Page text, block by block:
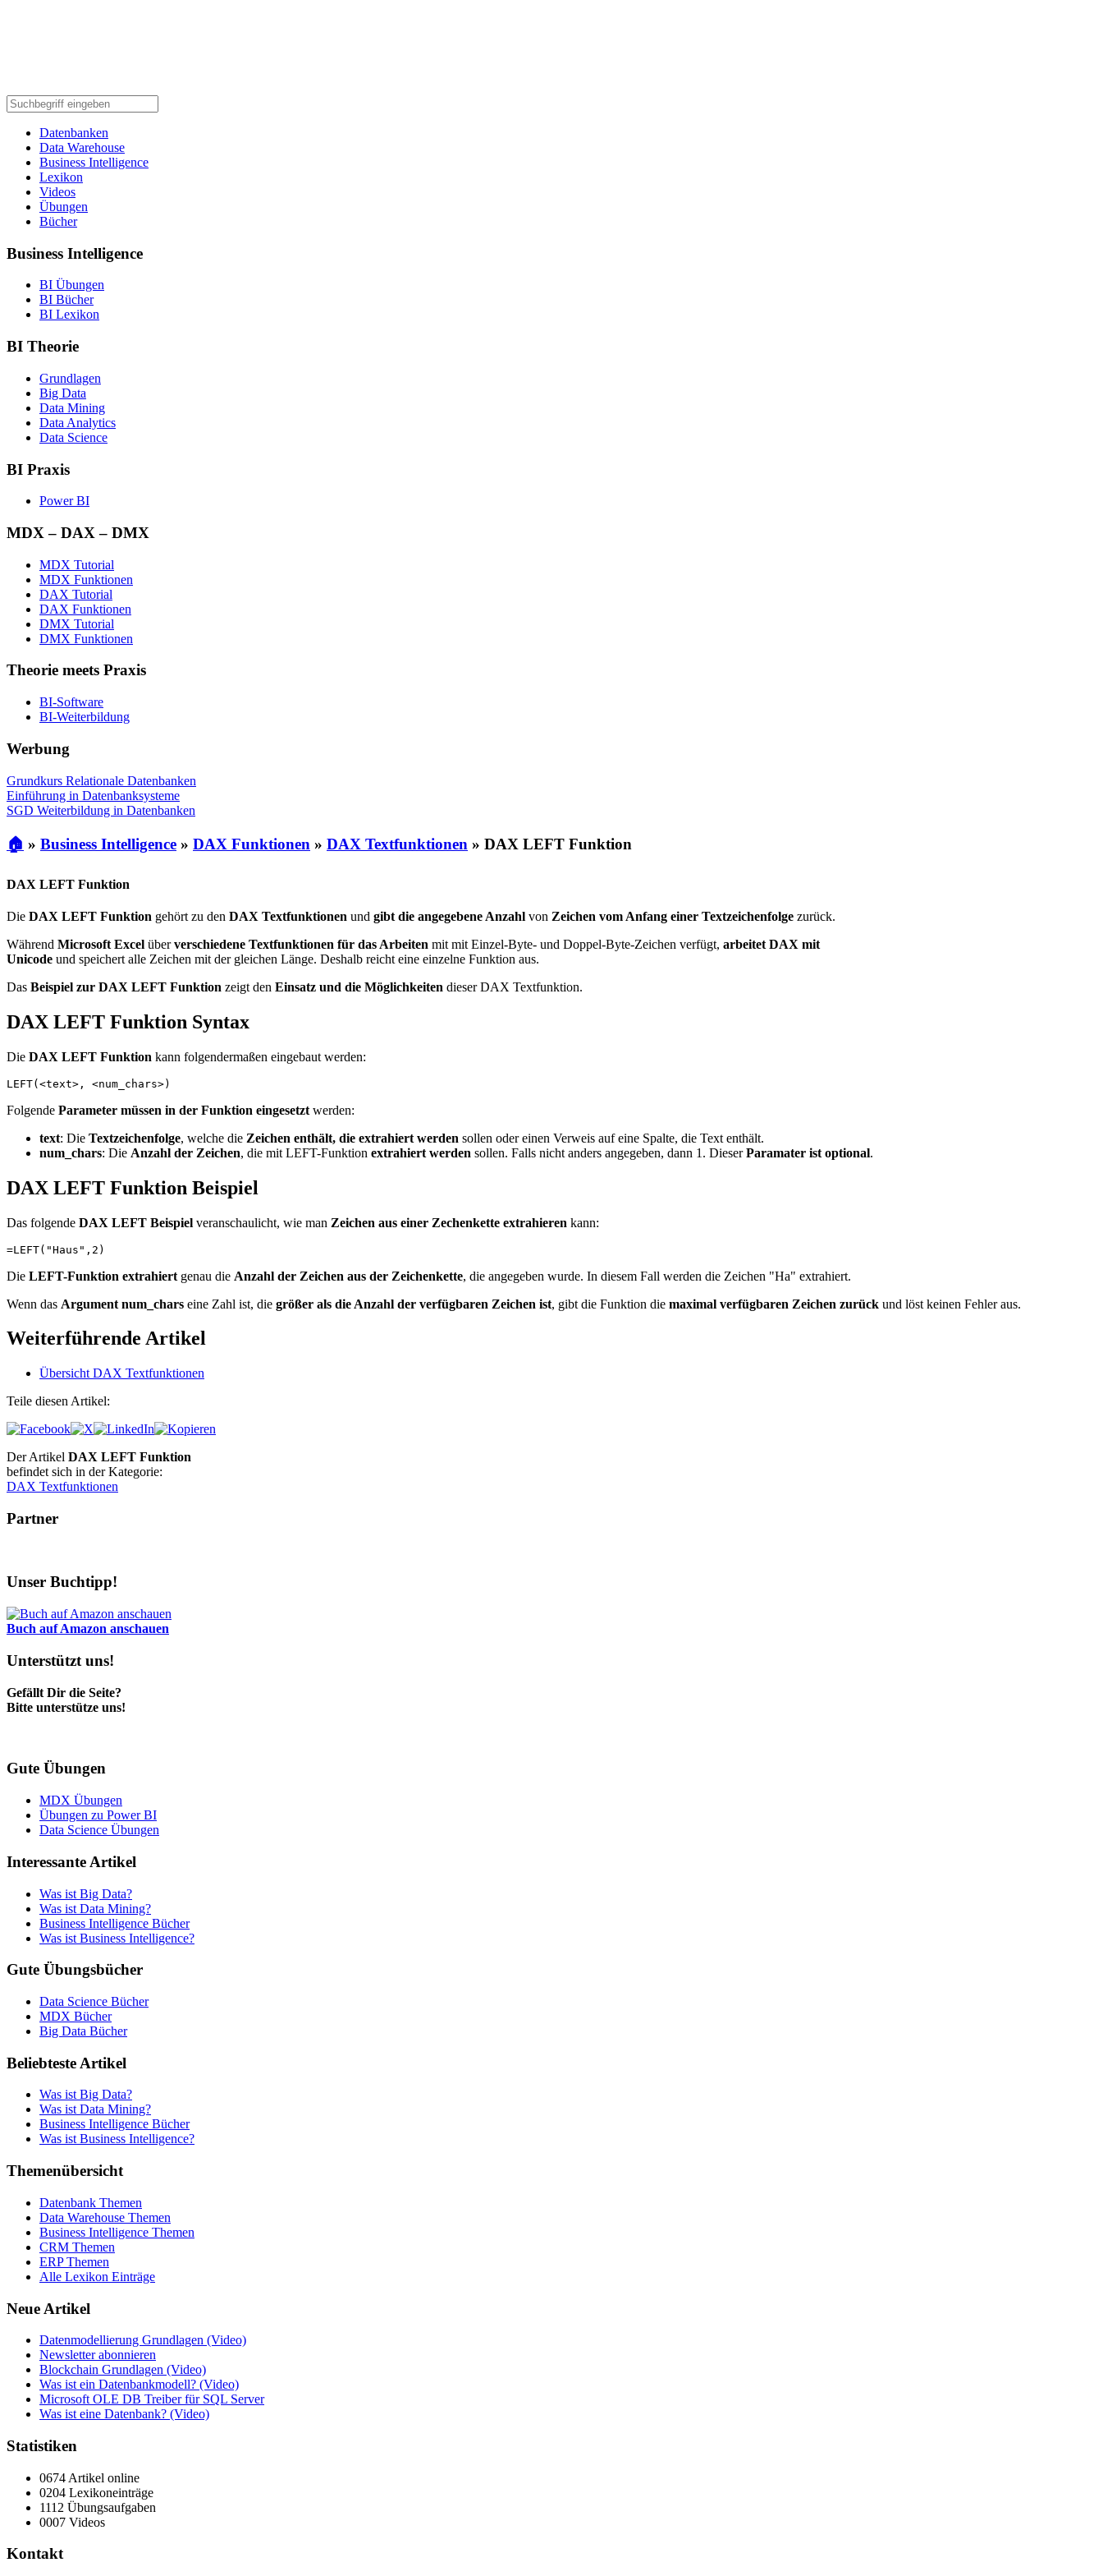
Datenbanken
Data Warehouse
Business Intelligence
Lexikon
Videos
Übungen
Bücher
Business Intelligence
BI Übungen
BI Bücher
BI Lexikon
BI Theorie
Grundlagen
Big Data
Data Mining
Data Analytics
Data Science
BI Praxis
Power BI
MDX – DAX – DMX
MDX Tutorial
MDX Funktionen
DAX Tutorial
DAX Funktionen
DMX Tutorial
DMX Funktionen
Theorie meets Praxis
BI-Software
BI-Weiterbildung
Werbung
Grundkurs Relationale Datenbanken
Einführung in Datenbanksysteme
SGD Weiterbildung in Datenbanken
🏠 » Business Intelligence » DAX Funktionen » DAX Textfunktionen » DAX LEFT Funktion
DAX LEFT Funktion
Die DAX LEFT Funktion gehört zu den DAX Textfunktionen und gibt die angegebene Anzahl von Zeichen vom Anfang einer Textzeichenfolge zurück.
Während Microsoft Excel überverschiedene Textfunktionen für das Arbeiten mit mit Einzel-Byte- und Doppel-Byte-Zeichen verfügt, arbeitet DAX mit
Unicode und speichert alle Zeichen mit der gleichen Länge. Deshalb reicht eine einzelne Funktion aus.
Das Beispiel zur DAX LEFT Funktion zeigt den Einsatz und die Möglichkeiten dieser DAX Textfunktion.
DAX LEFT Funktion Syntax
Die DAX LEFT Funktion kann folgendermaßen eingebaut werden:
LEFT(<text>, <num_chars>)
Folgende Parameter müssen in der Funktion eingesetzt werden:
text: Die Textzeichenfolge, welche die Zeichen enthält, die extrahiert werden sollen oder einen Verweis auf eine Spalte, die Text enthält.
num_chars: Die Anzahl der Zeichen, die mit LEFT-Funktion extrahiert werden sollen. Falls nicht anders angegeben, dann 1. DieserParamater ist optional.
DAX LEFT Funktion Beispiel
Das folgende DAX LEFT Beispiel veranschaulicht, wie man Zeichen aus einer Zechenkette extrahieren kann:
=LEFT("Haus",2)
Die LEFT-Funktion extrahiert genau die Anzahl der Zeichen aus der Zeichenkette, die angegeben wurde. In diesem Fall werden die Zeichen "Ha" extrahiert.
Wenn das Argument num_chars eine Zahl ist, die größer als die Anzahl der verfügbaren Zeichen ist, gibt die Funktion die maximal verfügbaren Zeichen zurück und löst keinen Fehler aus.
Weiterführende Artikel
Übersicht DAX Textfunktionen
Teile diesen Artikel:
Der Artikel DAX LEFT Funktion
befindet sich in der Kategorie:
DAX Textfunktionen
Partner
Unser Buchtipp!
Buch auf Amazon anschauen
Unterstützt uns!
Gefällt Dir die Seite?
Bitte unterstütze uns!
Gute Übungen
MDX Übungen
Übungen zu Power BI
Data Science Übungen
Interessante Artikel
Was ist Big Data?
Was ist Data Mining?
Business Intelligence Bücher
Was ist Business Intelligence?
Gute Übungsbücher
Data Science Bücher
MDX Bücher
Big Data Bücher
Beliebteste Artikel
Was ist Big Data?
Was ist Data Mining?
Business Intelligence Bücher
Was ist Business Intelligence?
Themenübersicht
Datenbank Themen
Data Warehouse Themen
Business Intelligence Themen
CRM Themen
ERP Themen
Alle Lexikon Einträge
Neue Artikel
Datenmodellierung Grundlagen (Video)
Newsletter abonnieren
Blockchain Grundlagen (Video)
Was ist ein Datenbankmodell? (Video)
Microsoft OLE DB Treiber für SQL Server
Was ist eine Datenbank? (Video)
Statistiken
0674 Artikel online
0204 Lexikoneinträge
1112 Übungsaufgaben
0007 Videos
Kontakt